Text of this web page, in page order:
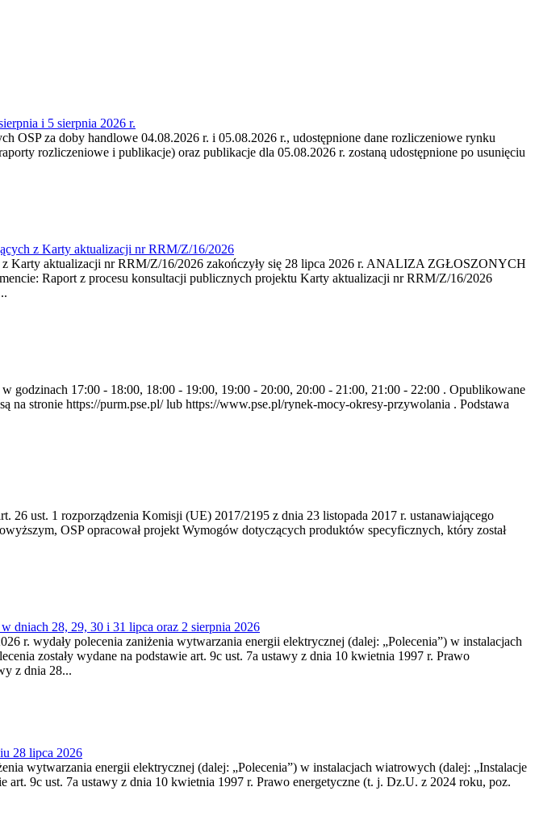
i 5 sierpnia 2026 r.
OSP za doby handlowe 04.08.2026 r. i 05.08.2026 r., udostępnione dane rozliczeniowe rynku
rozliczeniowe i publikacje) oraz publikacje dla 05.08.2026 r. zostaną udostępnione po usunięciu
z Karty aktualizacji nr RRM/Z/16/2026
aktualizacji nr RRM/Z/16/2026 zakończyły się 28 lipca 2026 r. ANALIZA ZGŁOSZONYCH
Raport z procesu konsultacji publicznych projektu Karty aktualizacji nr RRM/Z/16/2026
godzinach 17:00 - 18:00, 18:00 - 19:00, 19:00 - 20:00, 20:00 - 21:00, 21:00 - 22:00 . Opublikowane
stronie https://purm.pse.pl/ lub https://www.pse.pl/rynek-mocy-okresy-przywolania . Podstawa
ust. 1 rozporządzenia Komisji (UE) 2017/2195 z dnia 23‍ listopada 2017 r. ustanawiającego
OSP opracował projekt Wymogów dotyczących produktów specyficznych, który został
dniach 28, 29, 30 i 31 lipca oraz 2 sierpnia 2026
r. wydały polecenia zaniżenia wytwarzania energii elektrycznej (dalej: „Polecenia”) w instalacjach
zostały wydane na podstawie art. 9c ust. 7a ustawy z dnia 10 kwietnia 1997 r. Prawo
z dnia 28...
28 lipca 2026
wytwarzania energii elektrycznej (dalej: „Polecenia”) w instalacjach wiatrowych (dalej: „Instalacje
art. 9c ust. 7a ustawy z dnia 10 kwietnia 1997 r. Prawo energetyczne (t. j. Dz.U. z 2024 roku, poz.